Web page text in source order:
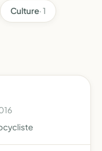
Culture· 1